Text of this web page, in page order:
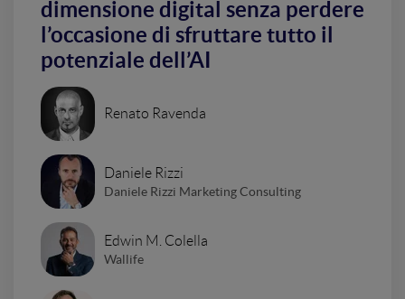
dimensione digital senza perdere
l’occasione di sfruttare tutto il
potenziale dell’AI
Renato Ravenda
Daniele Rizzi
Daniele Rizzi Marketing Consulting
Edwin M. Colella
Wallife